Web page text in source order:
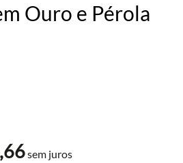
Ouro e Pérola
,66sem juros